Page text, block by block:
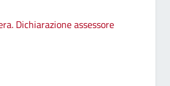
Dichiarazione assessore